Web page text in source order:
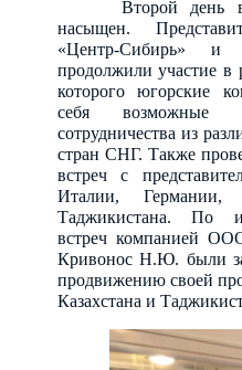
Второй день
насыщен.
«Центр-Сибирь»
продолжили участие в
которого югорские
себя возможные
сотрудничества из
стран СНГ. Также
встреч с
Италии, Германии,
Таджикистана. По
встреч компанией
Кривонос Н.Ю. были
продвижению своей
Казахстана и